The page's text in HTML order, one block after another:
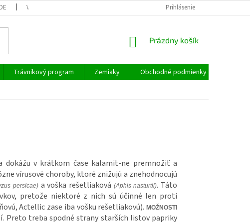
VYPESTUJTE SI BYLINKY DOMA VÝŽIVA TRÁVNIKOV
Prihlásenie
NÁKUPNÝ
Prázdny košík
Trávnikový program Zemiaky Obchodné podmienky
dokážu v krátkom čase kalamit-ne premnožiť a
vírusové choroby, ktoré znižujú a znehodnocujú
persicae) a voška rešetliaková (Aphis nasturtii). Táto
pretože niektoré z nich sú účinné len proti
Actellic zase iba vošku rešetliakovú). MOŽNOSTI
Preto treba spodné strany starších listov papriky